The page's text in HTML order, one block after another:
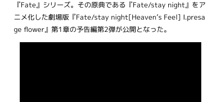
『Fate』シリーズ。その原典である『Fate/stay night』をア
ニメ化した劇場版『Fate/stay night[Heaven’s Feel] I.presa
ge flower』第1章の予告編第2弾が公開となった。